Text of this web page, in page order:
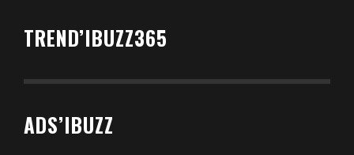
TREND’IBUZZ365
ADS’IBUZZ